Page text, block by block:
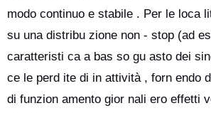
modo continuo e stabile . Per le loca
su una distribu zione non - stop (ad
caratteristi ca a bas so gu asto dei
ce le perd ite di in attività , forn endo
di funzion amento gior nali ero effetti